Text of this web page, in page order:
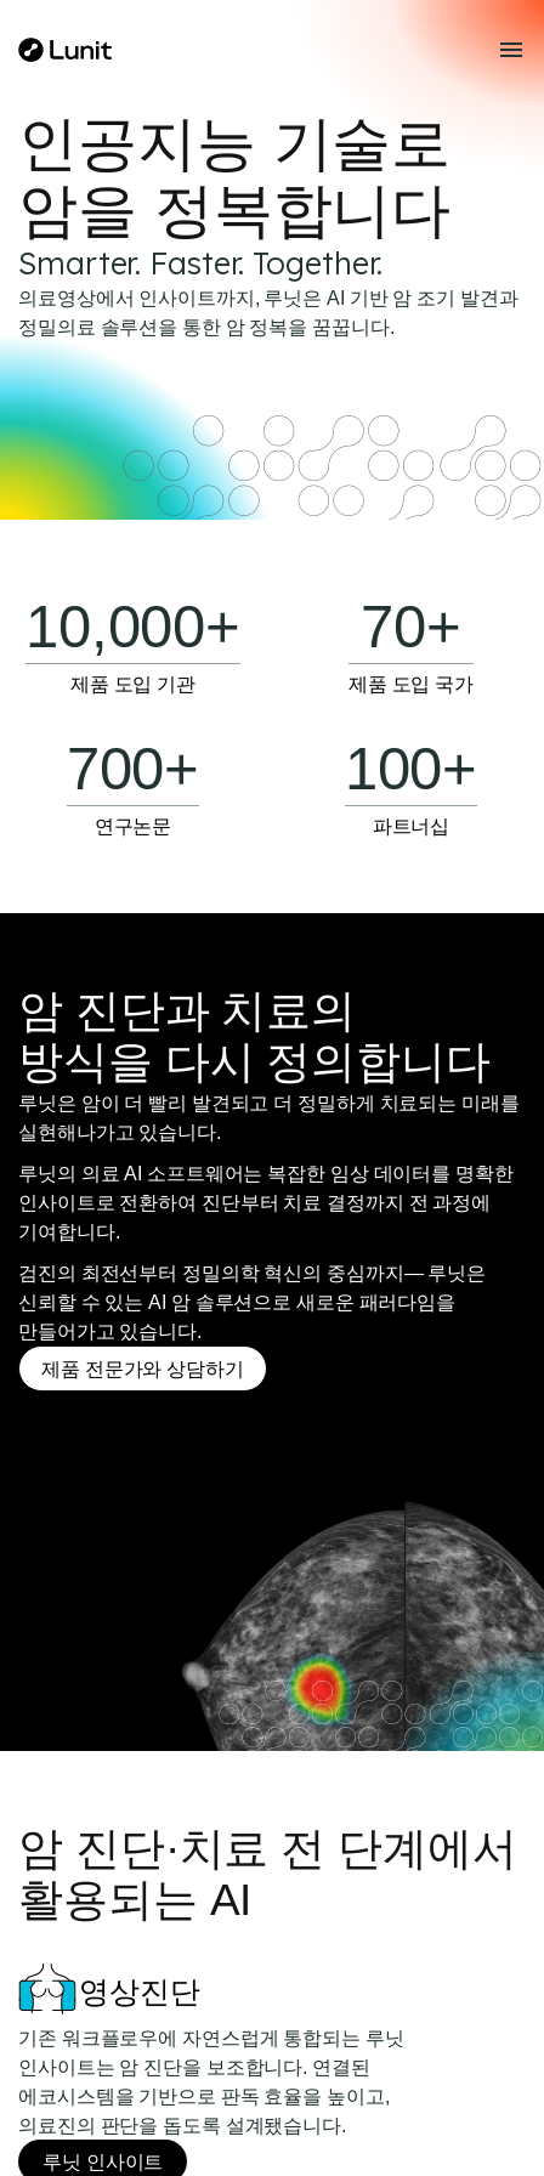
인공지능 기술로
암을 정복합니다
Smarter. Faster. Together.
의료영상에서 인사이트까지, 루닛은 AI 기반 암 조기 발견과
정밀의료 솔루션을 통한 암 정복을 꿈꿉니다.
10,000+
제품 도입 기관
70+
제품 도입 국가
700+
연구논문
100+
파트너십
암 진단과 치료의
방식을 다시 정의합니다
루닛은 암이 더 빨리 발견되고 더 정밀하게 치료되는 미래를
실현해나가고 있습니다.
루닛의 의료 AI 소프트웨어는 복잡한 임상 데이터를 명확한
인사이트로 전환하여 진단부터 치료 결정까지 전 과정에
기여합니다.
검진의 최전선부터 정밀의학 혁신의 중심까지— 루닛은
신뢰할 수 있는 AI 암 솔루션으로 새로운 패러다임을
만들어가고 있습니다.
제품 전문가와 상담하기
암 진단·치료 전 단계에서
활용되는 AI
영상진단
기존 워크플로우에 자연스럽게 통합되는 루닛
인사이트는 암 진단을 보조합니다. 연결된
에코시스템을 기반으로 판독 효율을 높이고,
의료진의 판단을 돕도록 설계됐습니다.
루닛 인사이트